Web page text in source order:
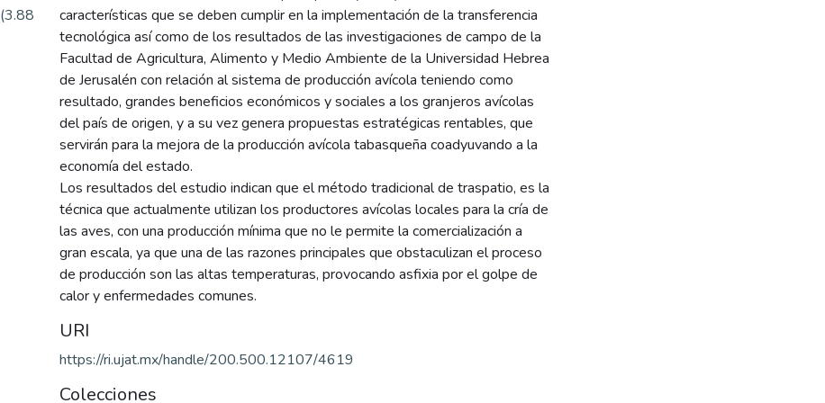
(3.88
características que se deben cumplir en la implementación de la transferencia
tecnológica así como de los resultados de las investigaciones de campo de la
Facultad de Agricultura, Alimento y Medio Ambiente de la Universidad Hebrea
de Jerusalén con relación al sistema de producción avícola teniendo como
resultado, grandes beneficios económicos y sociales a los granjeros avícolas
del país de origen, y a su vez genera propuestas estratégicas rentables, que
servirán para la mejora de la producción avícola tabasqueña coadyuvando a la
economía del estado.
Los resultados del estudio indican que el método tradicional de traspatio, es la
técnica que actualmente utilizan los productores avícolas locales para la cría de
las aves, con una producción mínima que no le permite la comercialización a
gran escala, ya que una de las razones principales que obstaculizan el proceso
de producción son las altas temperaturas, provocando asfixia por el golpe de
calor y enfermedades comunes.
URI
https://ri.ujat.mx/handle/200.500.12107/4619
Colecciones